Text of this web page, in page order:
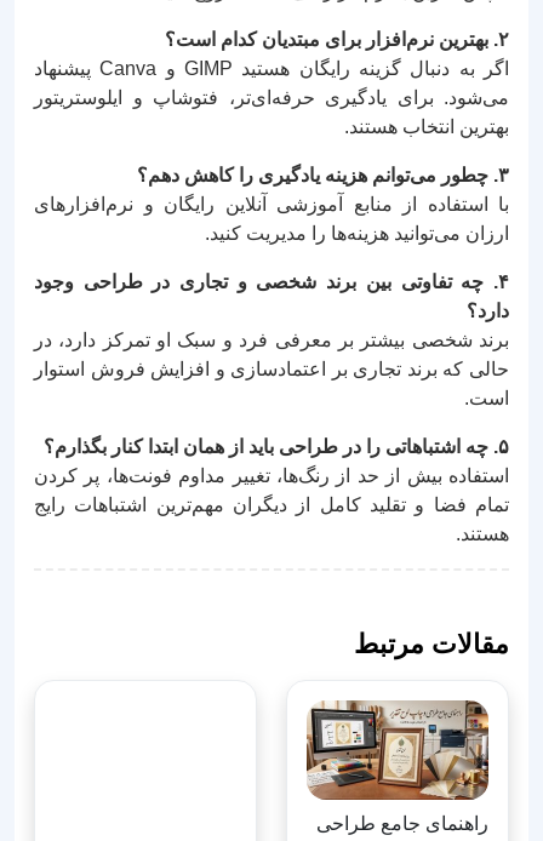
۲. بهترین نرم‌افزار برای مبتدیان کدام است؟
اگر به دنبال گزینه رایگان هستید GIMP و Canva پیشنهاد
می‌شود. برای یادگیری حرفه‌ای‌تر، فتوشاپ و ایلوستریتور
بهترین انتخاب هستند.
۳. چطور می‌توانم هزینه یادگیری را کاهش دهم؟
با استفاده از منابع آموزشی آنلاین رایگان و نرم‌افزارهای
ارزان می‌توانید هزینه‌ها را مدیریت کنید.
۴. چه تفاوتی بین برند شخصی و تجاری در طراحی وجود
دارد؟
برند شخصی بیشتر بر معرفی فرد و سبک او تمرکز دارد، در
حالی که برند تجاری بر اعتمادسازی و افزایش فروش استوار
است.
۵. چه اشتباهاتی را در طراحی باید از همان ابتدا کنار بگذارم؟
استفاده بیش از حد از رنگ‌ها، تغییر مداوم فونت‌ها، پر کردن
تمام فضا و تقلید کامل از دیگران مهم‌ترین اشتباهات رایج
هستند.
مقالات مرتبط
راهنمای جامع طراحی